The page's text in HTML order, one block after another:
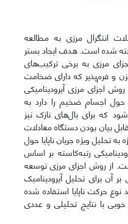
انتگرال مرزی به مطالعه
شده است. هدف ایجاد بستر
مرزی به برخی ترکیب‌های
و فرم‌پذیر که دارای ضخامت
اجزای مرزی آیرودینامیکی
حول اجسام ضخیم را دارد به
که برای بال‌های نازک نیز
بیان بودن دستگاه معادلات
تحلیل ویژه جریان ناپایا حول
رتبه‌کاسته بر اساس
از روش اجزای مرزی توسعه
آن برای تحلیل آیرودینامیک
نوع حرکت ناپایا استفاده شده
با نتایج تحلیلی و عددی